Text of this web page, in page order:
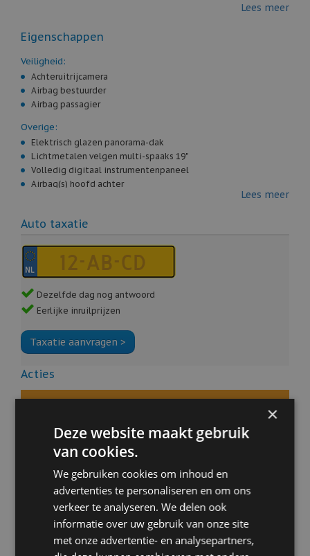
Lees meer
Eigenschappen
Veiligheid:
Achteruitrijcamera
Airbag bestuurder
Airbag passagier
Overige:
Elektrisch glazen panorama-dak
Lichtmetalen velgen multi-spaaks 19"
Volledig digitaal instrumentenpaneel
Airbag(s) hoofd achter
Airco automatisch
Alarmsysteem
Aluminium delen exterieur
AMG-styling
Anti Blokkeer Systeem
Apple Carplay/Android Auto
Bandenspanningscontrolesysteem
Bots waarschuwing systeem
Buitenspiegels elektrisch inklapbaar
Buitenspiegels met verlichting
Connected services
Elektrische ramen achter
Elektronisch Stabiliteits Programma
Extra getint glas achter
Grootlichtassistent
Keyless start
Lees meer
Auto taxatie
Dezelfde dag nog antwoord
Eerlijke inruilprijzen
Acties
Financial Lease
Online aanschaffen
Proefrit aanvragen
Stel uw vraag
×
Deze website maakt gebruik
van cookies.
We gebruiken cookies om inhoud en
advertenties te personaliseren en om ons
verkeer te analyseren. We delen ook
informatie over uw gebruik van onze site
met onze advertentie- en analysepartners,